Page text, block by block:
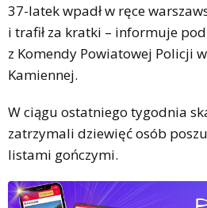
37-latek wpadł w ręce
i trafił za kratki – informuje
z Komendy Powiatowej Policji
Kamiennej.
W ciągu ostatniego tygodnia
zatrzymali dziewięć osób
listami gończymi.